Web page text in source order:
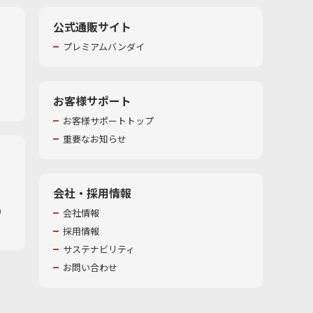
公式通販サイト
プレミアムバンダイ
お客様サポート
お客様サポートトップ
重要なお知らせ
会社・採用情報
会社情報
採用情報
サステナビリティ
お問い合わせ